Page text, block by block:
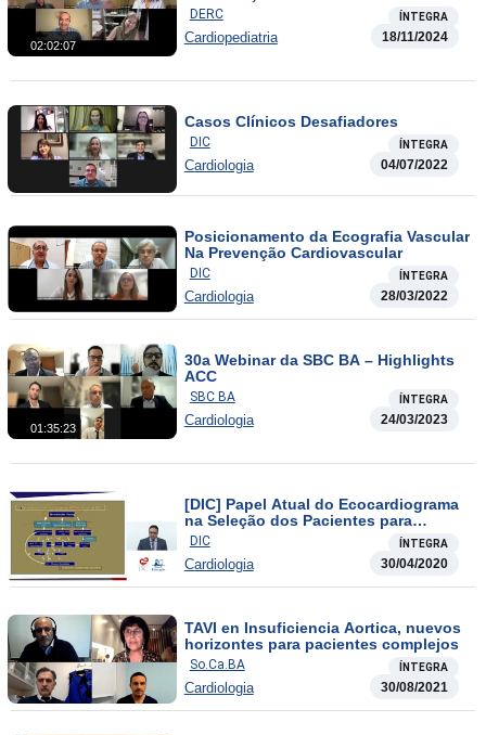
02:02:07
DERC ÍNTEGRA
Cardiopediatria 18/11/2024
Casos Clínicos Desafiadores
DIC ÍNTEGRA
Cardiologia 04/07/2022
Posicionamento da Ecografia Vascular
Na Prevenção Cardiovascular
DIC ÍNTEGRA
Cardiologia 28/03/2022
01:35:23
30a Webinar da SBC BA – Highlights
ACC
SBC BA ÍNTEGRA
Cardiologia 24/03/2023
[DIC] Papel Atual do Ecocardiograma
na Seleção dos Pacientes para
Terapia de Ressincronização Cardíaca
DIC ÍNTEGRA
Cardiologia 30/04/2020
TAVI en Insuficiencia Aortica, nuevos
horizontes para pacientes complejos
So.Ca.BA ÍNTEGRA
Cardiologia 30/08/2021